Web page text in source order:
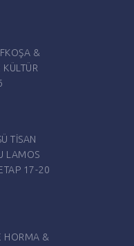
&
TİSAN
LAMOS
17-20
HORMA &